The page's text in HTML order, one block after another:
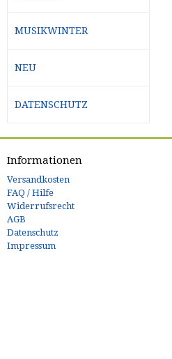
MUSIKWINTER
NEU
DATENSCHUTZ
Informationen
Versandkosten
FAQ / Hilfe
Widerrufsrecht
AGB
Datenschutz
Impressum